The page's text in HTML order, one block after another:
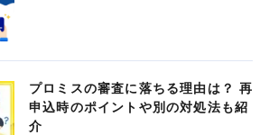
プロミスの審査に落ちる理由は？ 再
申込時のポイントや別の対処法も紹
介